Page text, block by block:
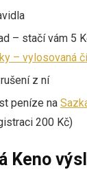
– stačí vám 5
– vylosovaná
z ní
peníze na
200 Kč)
Keno